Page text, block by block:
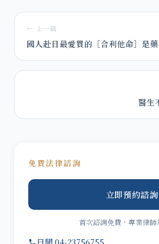
← 上一篇
國人赴日最愛買的［合利他命］是
醫生
免費法律諮詢
立即預約諮詢
首次諮詢免費，專業律師
日間 04-23756755